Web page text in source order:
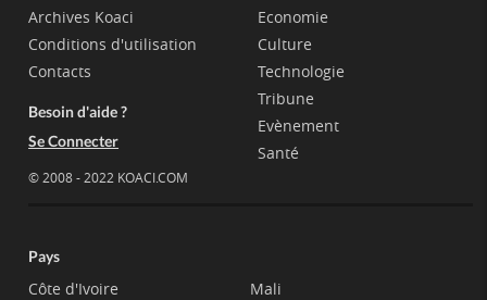
Archives Koaci
Conditions d'utilisation
Contacts
Besoin d'aide ?
Se Connecter
© 2008 - 2022 KOACI.COM
Economie
Culture
Technologie
Tribune
Evènement
Santé
Pays
Côte d'Ivoire
Mali